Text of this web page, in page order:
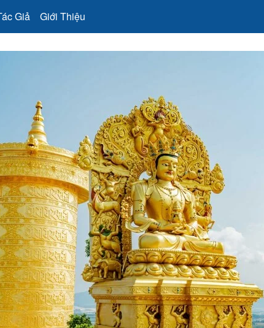
Giả Giới Thiệu